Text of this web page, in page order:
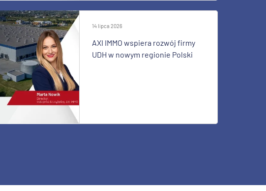
14 lipca 2026
AXI IMMO wspiera rozwój firmy
UDH w nowym regionie Polski